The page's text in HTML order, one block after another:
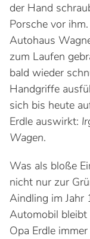
der Hand
Porsche vor
Autohaus
zum Laufen
bald wieder
Handgriffe
sich bis heute
Erdle auswirkt:
Wagen.
Was als bloße
nicht nur zur
Aindling im Jahr
Automobil bleibt
Opa Erdle